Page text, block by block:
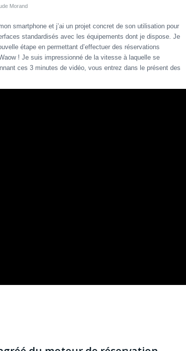
Morand
smartphone et j’ai un projet concret de son utilisation pour
standardisés avec les équipements dont je dispose. Je
étape en permettant d’effectuer des réservations
! Je suis impressionné de la vitesse à laquelle se
ces 3 minutes de vidéo, vous entrez dans le présent des